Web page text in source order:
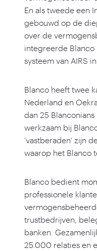
En als tweede een
gebouwd op de
over de
integreerde
systeem van AIRS
Blanco heeft twee
Nederland en
dan 25 Blanconians
werkzaam bij
‘vastberaden’ zijn
waarop het Blanco
Blanco bedient
professionele
trustbedrijven,
banken.
25 000 relaties en